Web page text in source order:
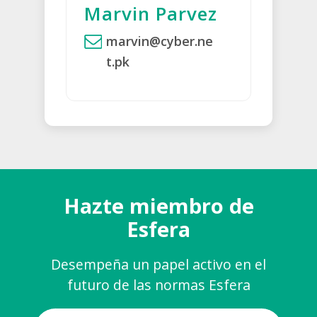
Marvin Parvez
marvin@cyber.ne
t.pk
Hazte miembro de
Esfera
Desempeña un papel activo en el
futuro de las normas Esfera